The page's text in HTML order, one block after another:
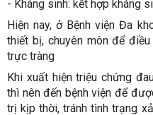
- Kháng sinh: kết hợp kháng
Hiện nay, ở Bệnh viện Đa
thiết bị, chuyên môn để
trực tràng
Khi xuất hiện triệu chứng
thì nên đến bệnh viện để
trị kịp thời, tránh tình trạng